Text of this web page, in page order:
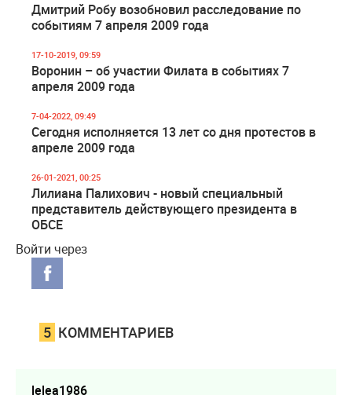
Дмитрий Робу возобновил расследование по
событиям 7 апреля 2009 года
17-10-2019, 09:59
Воронин – об участии Филата в событиях 7
апреля 2009 года
7-04-2022, 09:49
Сегодня исполняется 13 лет со дня протестов в
апреле 2009 года
26-01-2021, 00:25
Лилиана Палихович - новый специальный
представитель действующего президента в
ОБСЕ
Войти через
5 КОММЕНТАРИЕВ
lelea1986